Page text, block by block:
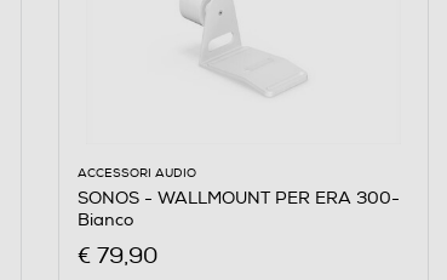
ACCESSORI AUDIO
SONOS - WALLMOUNT PER ERA 300-
Bianco
€ 79,90